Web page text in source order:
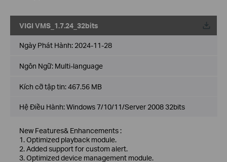
VIGI VMS_1.7.24_32bits
Về
Ngày Phát Hành: 2024-11-28
Ngôn Ngữ: Multi-language
Kích cỡ tập tin:467.56 MB
Hệ Điều Hành: Windows 7/10/11/Server 2008 32bits
New Features& Enhancements :
1. Optimized playback module.
2. Added support for custom alert.
3. Optimized device management module.